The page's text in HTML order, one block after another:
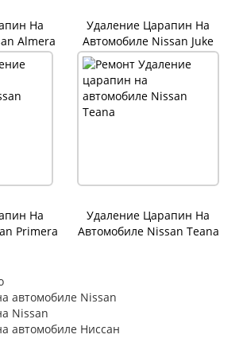
На
Almera
Удаление Царапин На
Автомобиле Nissan Juke
На
Primera
Удаление Царапин На
Автомобиле Nissan Teana
автомобиле Nissan
Nissan
автомобиле Ниссан